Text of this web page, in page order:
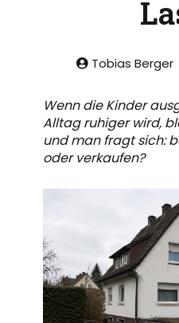
Tobias Berger
Wenn die Kinder
Alltag ruhiger wird,
und man fragt sich:
oder verkaufen?